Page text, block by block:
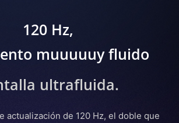
120 Hz,
muuuuuy fluido
ultrafluida.
actualización de 120 Hz, el doble que